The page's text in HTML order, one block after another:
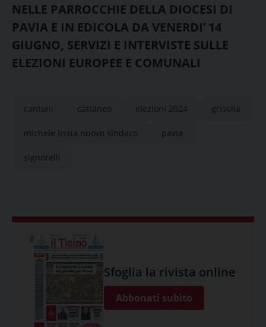
NELLE PARROCCHIE DELLA DIOCESI DI
PAVIA E IN EDICOLA DA VENERDI’ 14
GIUGNO, SERVIZI E INTERVISTE SULLE
ELEZIONI EUROPEE E COMUNALI
cantoni cattaneo elezioni 2024 grisolia
michele lissia nuovo sindaco pavia
signorelli
Sfoglia la rivista online
Abbonati subito